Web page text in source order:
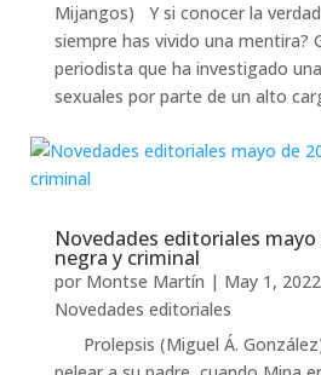
Mijangos) Y si conocer la
siempre has vivido una mentira?
periodista que ha investigado
sexuales por parte de un alto
Novedades editoriales mayo
negra y criminal
por Montse Martín | May 1, 2022
Novedades editoriales
Prolepsis (Miguel Á.